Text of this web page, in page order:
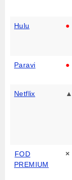
Hulu ●
Paravi ●
Netflix ▲
FOD
PREMIUM
×